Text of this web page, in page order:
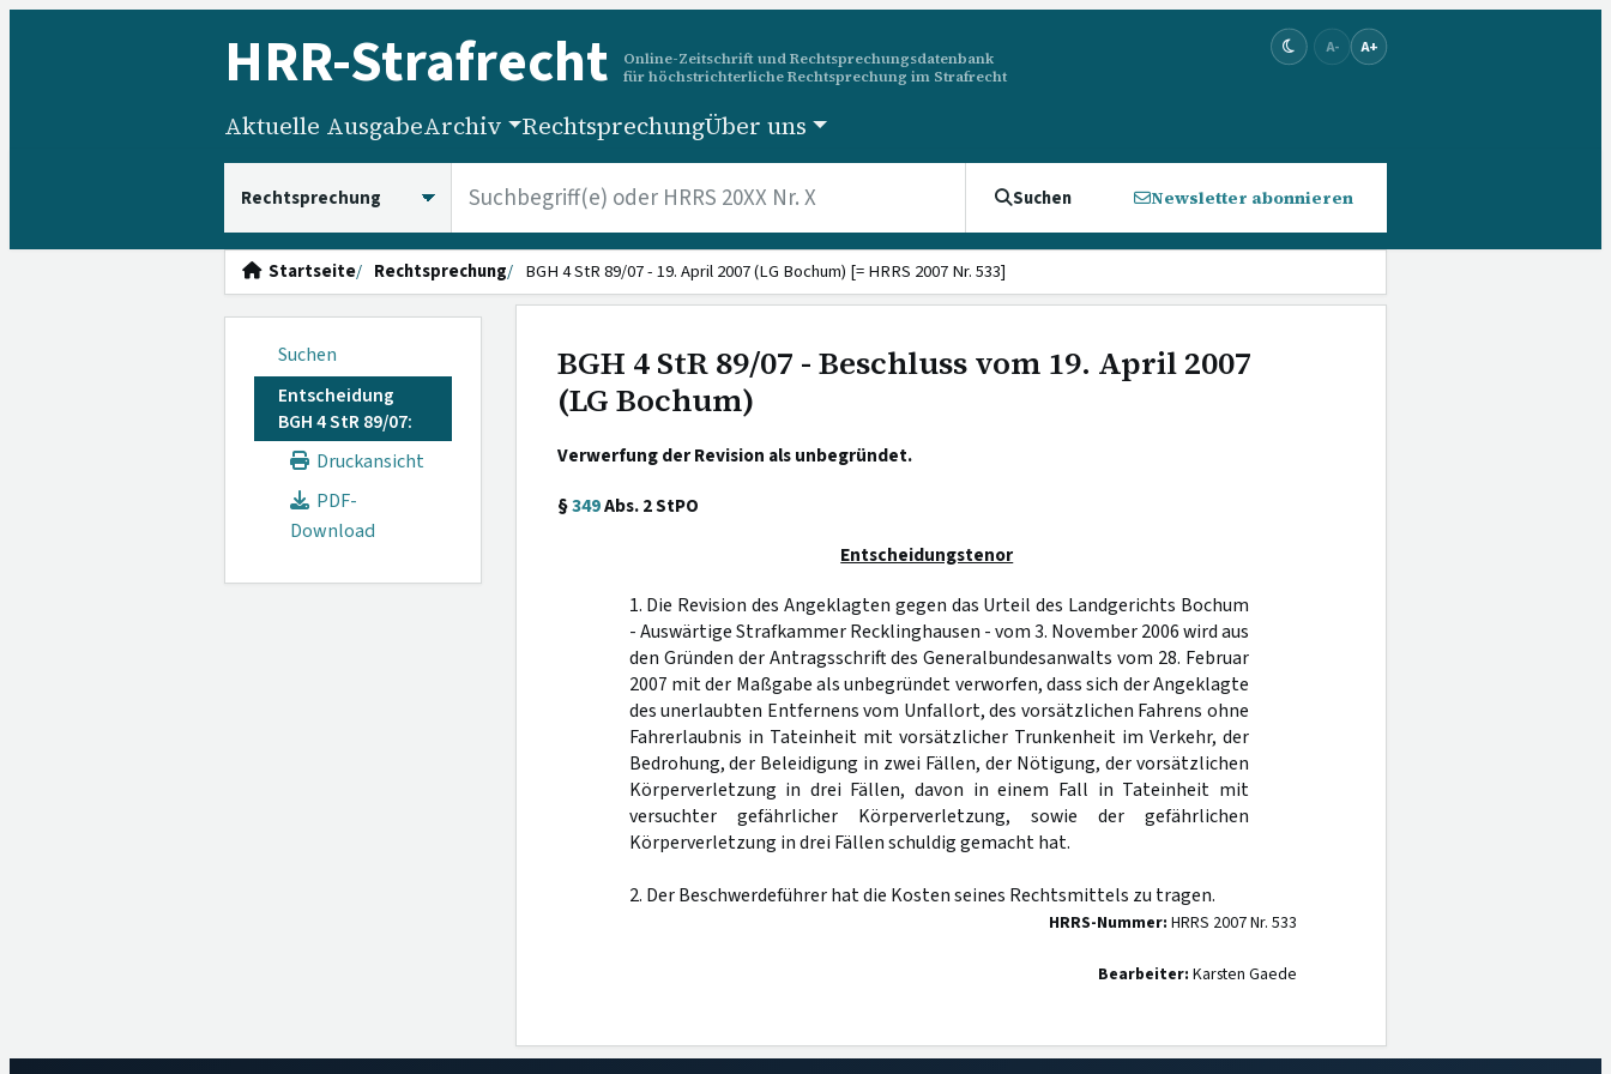
HRR-Strafrecht
Online-Zeitschrift und Rechtsprechungsdatenbank
für höchstrichterliche Rechtsprechung im Strafrecht
A- A+
Aktuelle AusgabeArchiv RechtsprechungÜber uns
Suchen Newsletter abonnieren
Startseite Rechtsprechung BGH 4 StR 89/07 - 19. April 2007 (LG Bochum) [= HRRS 2007 Nr. 533]
Suchen
Entscheidung
BGH 4 StR 89/07:
Druckansicht
PDF-
Download
BGH 4 StR 89/07 - Beschluss vom 19. April 2007
(LG Bochum)
Verwerfung der Revision als unbegründet.
§349Abs. 2 StPO
Entscheidungstenor
1. Die Revision des Angeklagten gegen das Urteil des Landgerichts Bochum
- Auswärtige Strafkammer Recklinghausen - vom 3. November 2006 wird aus
den Gründen der Antragsschrift des Generalbundesanwalts vom 28. Februar
2007 mit der Maßgabe als unbegründet verworfen, dass sich der Angeklagte
des unerlaubten Entfernens vom Unfallort, des vorsätzlichen Fahrens ohne
Fahrerlaubnis in Tateinheit mit vorsätzlicher Trunkenheit im Verkehr, der
Bedrohung, der Beleidigung in zwei Fällen, der Nötigung, der vorsätzlichen
Körperverletzung in drei Fällen, davon in einem Fall in Tateinheit mit
versuchter gefährlicher Körperverletzung, sowie der gefährlichen
Körperverletzung in drei Fällen schuldig gemacht hat.
2. Der Beschwerdeführer hat die Kosten seines Rechtsmittels zu tragen.
HRRS-Nummer: HRRS 2007 Nr. 533
Bearbeiter: Karsten Gaede